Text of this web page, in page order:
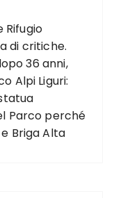
Rifugio
di critiche.
36 anni,
Alpi Liguri:
Parco perché
Briga Alta